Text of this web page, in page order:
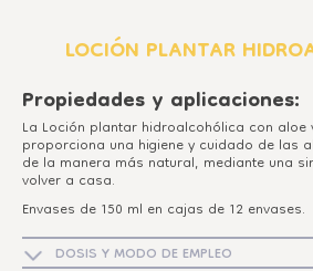
LOCIÓN PLANTAR
Propiedades y aplicaciones:
La Loción plantar hidroalcohólica con aloe
proporciona una higiene y cuidado de las
de la manera más natural, mediante una
volver a casa.
Envases de 150 ml en cajas de 12 envases.
DOSIS Y MODO DE EMPLEO